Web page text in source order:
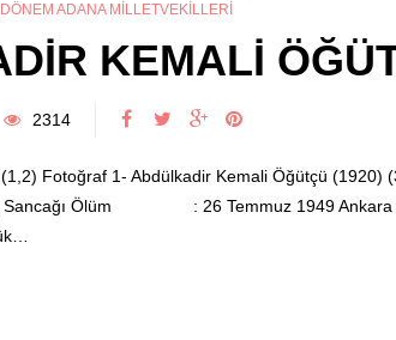
ADANA MILLETVEKILLERI
KEMALİ
2314
(1,2) Fotoğraf 1- Abdülkadir Kemali Öğütçü
Sancağı Ölüm : 26 Temmuz 1949 Ankara